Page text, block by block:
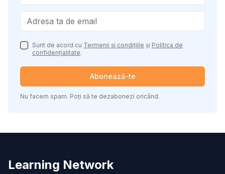
Sunt de acord cu Termenii și condițiile și Politica de
confidențialitate.
Abonează-te
Nu facem spam. Poți să te dezabonezi oricând.
Learning Network